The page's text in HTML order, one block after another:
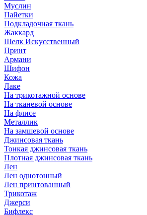
Муслин
Пайетки
Подкладочная ткань
Жаккард
Шелк Искусственный
Принт
Армани
Шифон
Кожа
Лаке
На трикотажной основе
На тканевой основе
На флисе
Металлик
На замшевой основе
Джинсовая ткань
Тонкая джинсовая ткань
Плотная джинсовая ткань
Лен
Лен однотонный
Лен принтованный
Трикотаж
Джерси
Бифлекс